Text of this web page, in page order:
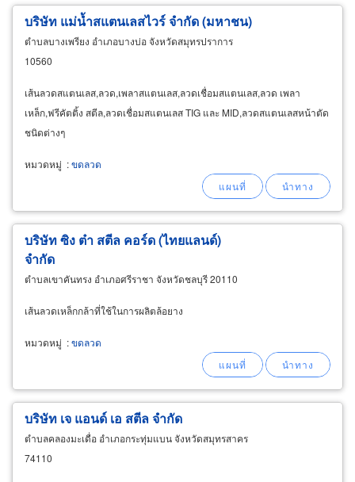
บริษัท แม่น้ำสแตนเลสไวร์ จำกัด (มหาชน)
ตำบลบางเพรียง อำเภอบางบ่อ จังหวัดสมุทรปราการ
10560
เส้นลวดสแตนเลส,ลวด,เพลาสแตนเลส,ลวดเชื่อมสแตนเลส,ลวด เพลา
เหล็ก,ฟรีคัตติ้ง สตีล,ลวดเชื่อมสแตนเลส TIG และ MID,ลวดสแตนเลสหน้าตัด
ชนิดต่างๆ
หมวดหมู่ :ขดลวด
บริษัท ซิง ต๋า สตีล คอร์ด (ไทยแลนด์)
จำกัด
ตำบลเขาคันทรง อำเภอศรีราชา จังหวัดชลบุรี 20110
เส้นลวดเหล็กกล้าที่ใช้ในการผลิตล้อยาง
หมวดหมู่ :ขดลวด
บริษัท เจ แอนด์ เอ สตีล จำกัด
ตำบลคลองมะเดื่อ อำเภอกระทุ่มแบน จังหวัดสมุทรสาคร
74110